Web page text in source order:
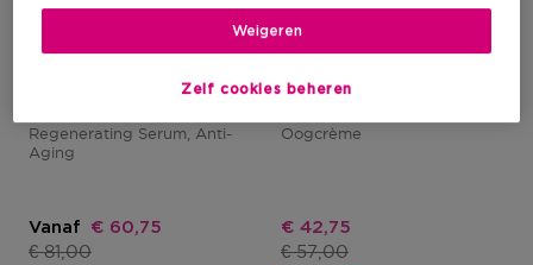
Regenerating Serum, Anti-
Aging
Vanaf Kortingsprijs
€ 60,75
Productprijs
€ 81,00
Oogcrème
Kortingsprijs
€ 42,75
Productprijs
€ 57,00
Zelf cookies beheren
Weigeren